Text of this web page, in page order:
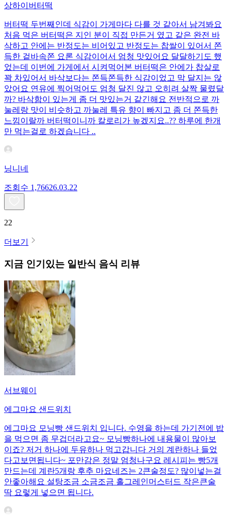
상하이버터떡
버터떡 두번째인데 식감이 가게마다 다를 것 같아서 남겨봐요
처음 먹은 버터떡은 지인 분이 직접 만든거 였고 같은 완전 바
삭하고 안에는 반정도는 비어있고 반정도는 찹쌀이 있어서 쫀
득한 겉바속쫀 요론 식감이어서 엄청 맛있어요 달달하기도 했
었는데 이번에 가게에서 시켜먹어본 버터떡은 안에가 찹살로
꽉 차있어서 바삭보다는 쫀득쫀득한 식감이었고 막 달지는 않
았어요 연유에 찍어먹어도 엄청 달진 않고 오히려 살짝 물렸달
까? 바삭함이 있는게 좀 더 맛있는거 같긴해요 전반적으로 까
눌레랑 맛이 비슷하고 까눌레 특유 향이 빠지고 좀 더 쫀득한
느낌이랄까 버터떡이니까 칼로리가 높겠지요..?? 하루에 한개
만 먹는걸로 하겠습니다 ..
닝니네
조회수 1,76626.03.22
22
더보기
지금 인기있는 일반식 음식 리뷰
서브웨이
에그마요 샌드위치
에그마요 모닝빵 샌드위치 입니다. 수영을 하는데 가기전에 밥
을 먹으면 좀 무겁더라고요~ 모닝빵하나에 내용물이 많아보
이죠? 저거 하나에 두유하나 먹고갑니다 거의 계란하나 들었
다고보면됩니다~ 포만감은 정말 엄청나구요 레시피는 빵5개
만드는데 계란5개랑 후추 마요네즈는 2큰술정도? 많이넣는걸
안좋아해요 설탕조금 소금조금 홀그레인머스터드 작은큰술
딱 요렇게 넣으면 됩니다.